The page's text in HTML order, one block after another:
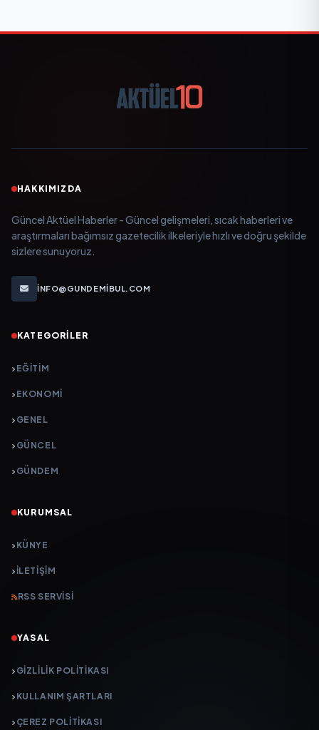
HAKKIMIZDA
Güncel Aktüel Haberler - Güncel gelişmeleri, sıcak haberleri ve
araştırmaları bağımsız gazetecilik ilkeleriyle hızlı ve doğru şekilde
sizlere sunuyoruz.
INFO@GUNDEMIBUL.COM
KATEGORILER
EĞITIM
EKONOMI
GENEL
GÜNCEL
GÜNDEM
KURUMSAL
KÜNYE
İLETIŞIM
RSS SERVISI
YASAL
GIZLILIK POLITIKASI
KULLANIM ŞARTLARI
ÇEREZ POLITIKASI